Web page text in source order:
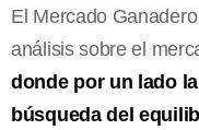
El Mercado
análisis sobre el
donde por un lado
búsqueda del